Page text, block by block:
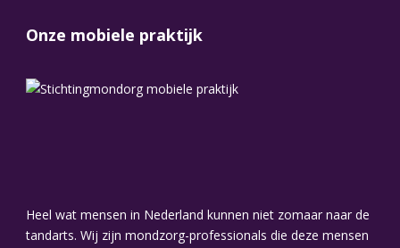
Onze mobiele praktijk
Heel wat mensen in Nederland kunnen niet zomaar naar de
tandarts. Wij zijn mondzorg-professionals die deze mensen